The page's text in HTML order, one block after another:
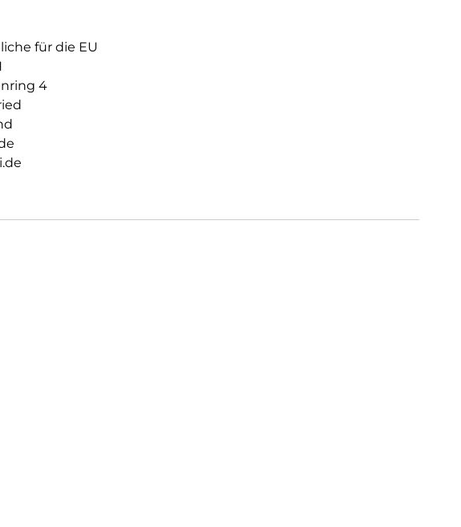
Auch die Optik wird dabei nicht beeinflusst: trotz
können Sie packende Videos und Fotos mit maximaler Transparenz
genießen.
Aufbringen:
ON Montage-Sticker und dem dazugehörigen Video Tutorial gestaltet
des Tempered Glass schnell, einfach und exakt. Das Ergebnis: kein
des Screen Protectors auf dem Display, keine verdeckten Öffnungen
für die EU
4